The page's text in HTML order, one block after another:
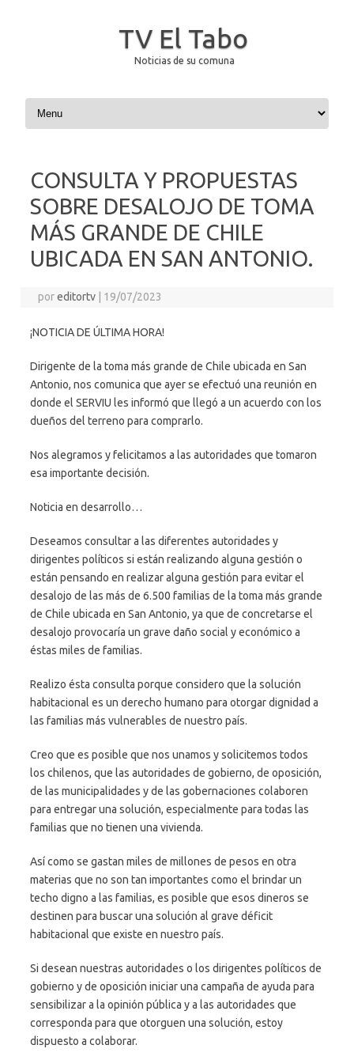
TV El Tabo
Noticias de su comuna
Saltar al contenido
CONSULTA Y PROPUESTAS
SOBRE DESALOJO DE TOMA
MÁS GRANDE DE CHILE
UBICADA EN SAN ANTONIO.
poreditortv 19/07/2023
¡NOTICIA DE ÚLTIMA HORA!
Dirigente de la toma más grande de Chile ubicada en San
Antonio, nos comunica que ayer se efectuó una reunión en
donde el SERVIU les informó que llegó a un acuerdo con los
dueños del terreno para comprarlo.
Nos alegramos y felicitamos a las autoridades que tomaron
esa importante decisión.
Noticia en desarrollo…
Deseamos consultar a las diferentes autoridades y
dirigentes políticos si están realizando alguna gestión o
están pensando en realizar alguna gestión para evitar el
desalojo de las más de 6.500 familias de la toma más grande
de Chile ubicada en San Antonio, ya que de concretarse el
desalojo provocaría un grave daño social y económico a
éstas miles de familias.
Realizo ésta consulta porque considero que la solución
habitacional es un derecho humano para otorgar dignidad a
las familias más vulnerables de nuestro país.
Creo que es posible que nos unamos y solicitemos todos
los chilenos, que las autoridades de gobierno, de oposición,
de las municipalidades y de las gobernaciones colaboren
para entregar una solución, especialmente para todas las
familias que no tienen una vivienda.
Así como se gastan miles de millones de pesos en otra
materias que no son tan importantes como el brindar un
techo digno a las familias, es posible que esos dineros se
destinen para buscar una solución al grave déficit
habitacional que existe en nuestro país.
Si desean nuestras autoridades o los dirigentes políticos de
gobierno y de oposición iniciar una campaña de ayuda para
sensibilizar a la opinión pública y a las autoridades que
corresponda para que otorguen una solución, estoy
dispuesto a colaborar.